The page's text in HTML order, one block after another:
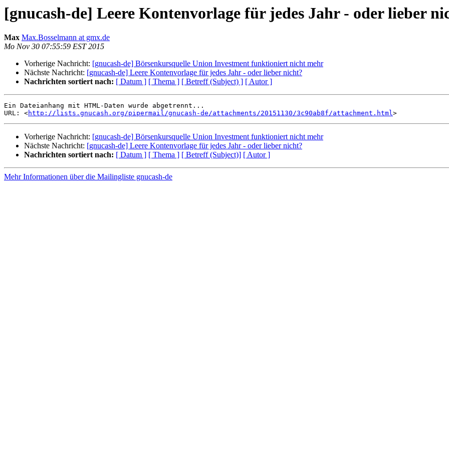
[gnucash-de] Leere Kontenvorlage für jedes Jahr - oder lieber
Max Max.Bosselmann at gmx.de
Mo Nov 30 07:55:59 EST 2015
Vorherige Nachricht: [gnucash-de] Börsenkursquelle Union Investment funktioniert nicht mehr
Nächste Nachricht: [gnucash-de] Leere Kontenvorlage für jedes Jahr - oder lieber nicht?
Nachrichten sortiert nach: [ Datum ] [ Thema ] [ Betreff (Subject) ] [ Autor ]
Ein Dateianhang mit HTML-Daten wurde abgetrennt...
URL: <http://lists.gnucash.org/pipermail/gnucash-de/attachments/20151130/3c90ab8f/attachment.html
Vorherige Nachricht: [gnucash-de] Börsenkursquelle Union Investment funktioniert nicht mehr
Nächste Nachricht: [gnucash-de] Leere Kontenvorlage für jedes Jahr - oder lieber nicht?
Nachrichten sortiert nach: [ Datum ] [ Thema ] [ Betreff (Subject)] [ Autor ]
Mehr Informationen über die Mailingliste gnucash-de